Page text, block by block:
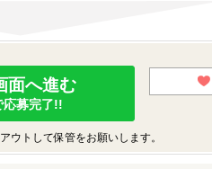
面へ進む
応募完了!!
トして保管をお願いします。